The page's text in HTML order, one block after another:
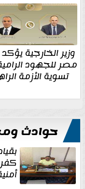
وزير الخارجية
مصر للجهود
تسوية الأزمة
حوادث